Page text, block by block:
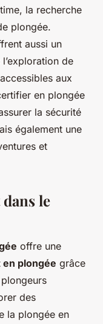
la recherche
plongée.
aussi un
de
aux
en plongée
la sécurité
également une
et
le
offre une
plongée grâce
des
la plongée en